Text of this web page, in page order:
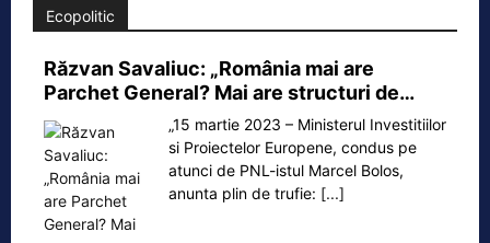
Ecopolitic
Răzvan Savaliuc: „România mai are
Parchet General? Mai are structuri de…
„15 martie 2023 – Ministerul Investitiilor
si Proiectelor Europene, condus pe
atunci de PNL-istul Marcel Bolos,
anunta plin de trufie: [...]